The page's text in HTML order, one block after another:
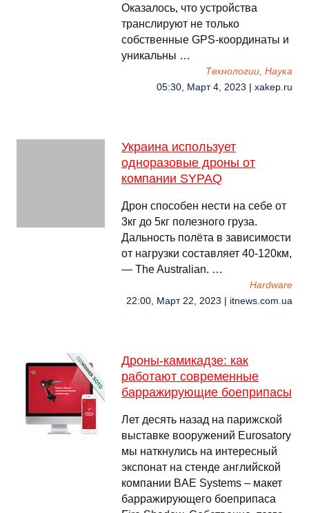
Оказалось, что устройства
транслируют не только
собственные GPS-координаты и
уникальны …
Технологии, Наука
05:30, Март 4, 2023 | xakep.ru
Украина использует
одноразовые дроны от
компании SYPAQ
Дрон способен нести на себе от
3кг до 5кг полезного груза.
Дальность полёта в зависимости
от нагрузки составляет 40-120км,
— The Australian. …
Hardware
22:00, Март 22, 2023 | itnews.com.ua
Дроны-камикадзе: как
работают современные
барражирующие боеприпасы
Лет десять назад на парижской
выставке вооружений Eurosatory
мы наткнулись на интересный
экспонат на стенде английской
компании BAE Systems – макет
барражирующего боеприпаса